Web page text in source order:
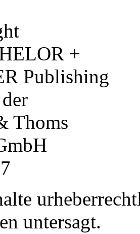
+
Publishing
Thoms
untersagt.